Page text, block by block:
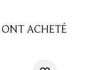
ACHETÉ